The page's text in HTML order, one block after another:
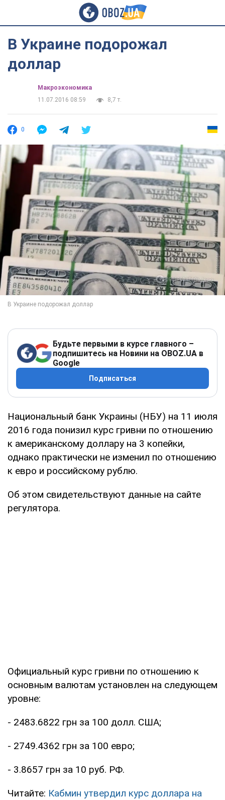
В Украине подорожал
доллар
Mакроэкономика
11.07.2016 08:59
8,7 т.
0
Будьте первыми в курсе главного –
подпишитесь на Новини на OBOZ.UA в
Google
Подписаться
Национальный банк Украины (НБУ) на 11 июля
2016 года понизил курс гривни по отношению
к американскому доллару на 3 копейки,
однако практически не изменил по отношению
к евро и российскому рублю.
Об этом свидетельствуют данные на сайте
регулятора.
Официальный курс гривни по отношению к
основным валютам установлен на следующем
уровне:
- 2483.6822 грн за 100 долл. США;
- 2749.4362 грн за 100 евро;
- 3.8657 грн за 10 руб. РФ.
Читайте: Кабмин утвердил курс доллара на